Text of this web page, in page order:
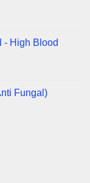
- High Blood
Fungal)